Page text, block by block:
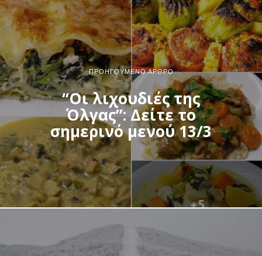
ΠΡΟΗΓΟΎΜΕΝΟ ΆΡΘΡΟ
“Οι λιχουδιές της
Όλγας”: Δείτε το
σημερινό μενού 13/3